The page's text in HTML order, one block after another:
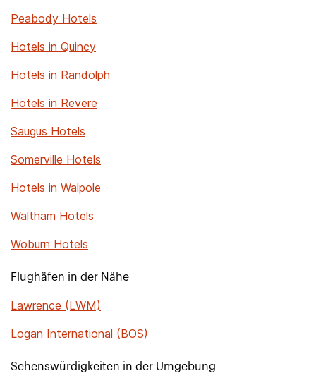
Peabody Hotels
Hotels in Quincy
Hotels in Randolph
Hotels in Revere
Saugus Hotels
Somerville Hotels
Hotels in Walpole
Waltham Hotels
Woburn Hotels
Flughäfen in der Nähe
Lawrence (LWM)
Logan International (BOS)
Sehenswürdigkeiten in der Umgebung